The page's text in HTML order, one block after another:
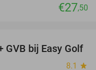
€27,50
60%
GVB bij Easy Golf
8.1 star